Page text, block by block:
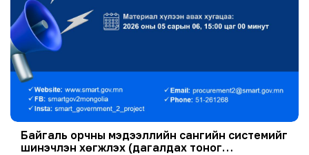
Байгаль орчны мэдээллийн сангийн системийг
шинэчлэн хөгжүүлэх (дагалдах тоног